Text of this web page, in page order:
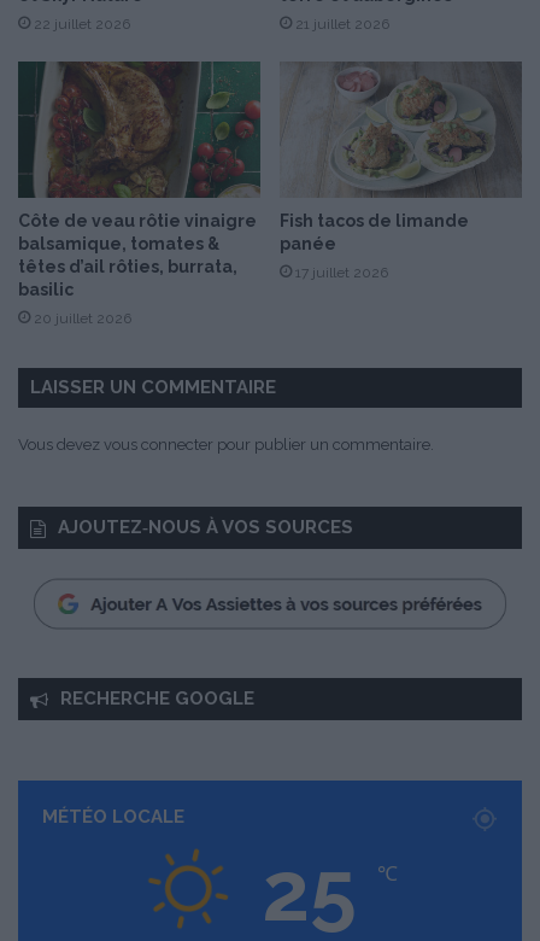
e 22 juillet 2026 21 juillet 2026
Côte de veau rôtie vinaigre
balsamique, tomates &
têtes d’ail rôties, burrata,
basilic
20 juillet 2026
Fish tacos de limande
panée
17 juillet 2026
LAISSER UN COMMENTAIRE
Vous devez vous connecter pour publier un commentaire.
AJOUTEZ‑NOUS À VOS SOURCES
RECHERCHE GOOGLE
MÉTÉO LOCALE
25 ℃